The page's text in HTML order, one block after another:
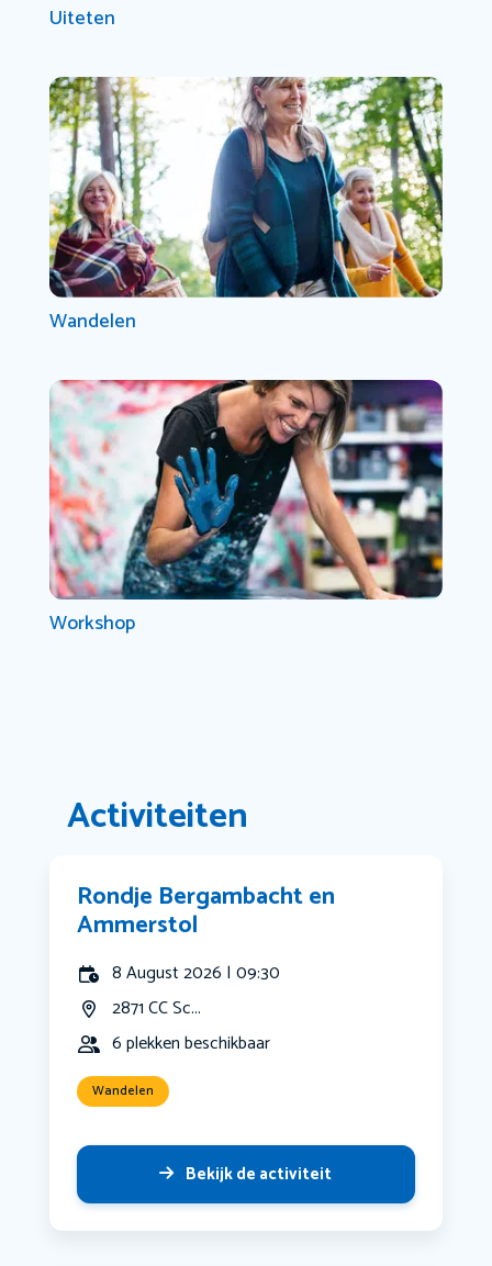
Uiteten
Wandelen
Workshop
Activiteiten
Rondje Bergambacht en
Ammerstol
8 August 2026 | 09:30
2871 CC Sc...
6 plekken beschikbaar
Wandelen
Bekijk de activiteit